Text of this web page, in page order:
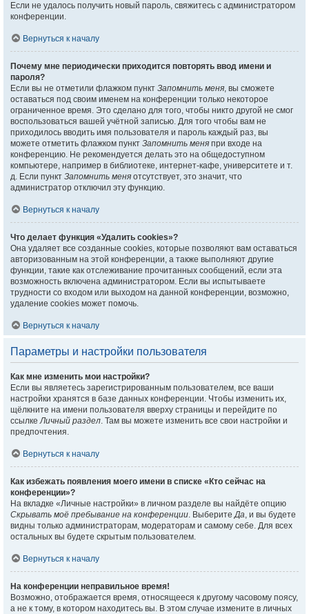
Если не удалось получить новый пароль, свяжитесь с администратором
конференции.
Вернуться к началу
Почему мне периодически приходится повторять ввод имени и
пароля?
Если вы не отметили флажком пункт Запомнить меня, вы сможете
оставаться под своим именем на конференции только некоторое
ограниченное время. Это сделано для того, чтобы никто другой не смог
воспользоваться вашей учётной записью. Для того чтобы вам не
приходилось вводить имя пользователя и пароль каждый раз, вы
можете отметить флажком пункт Запомнить меня при входе на
конференцию. Не рекомендуется делать это на общедоступном
компьютере, например в библиотеке, интернет-кафе, университете и т.
д. Если пункт Запомнить меня отсутствует, это значит, что
администратор отключил эту функцию.
Вернуться к началу
Что делает функция «Удалить cookies»?
Она удаляет все созданные cookies, которые позволяют вам оставаться
авторизованным на этой конференции, а также выполняют другие
функции, такие как отслеживание прочитанных сообщений, если эта
возможность включена администратором. Если вы испытываете
трудности со входом или выходом на данной конференции, возможно,
удаление cookies может помочь.
Вернуться к началу
Параметры и настройки пользователя
Как мне изменить мои настройки?
Если вы являетесь зарегистрированным пользователем, все ваши
настройки хранятся в базе данных конференции. Чтобы изменить их,
щёлкните на имени пользователя вверху страницы и перейдите по
ссылкеЛичный раздел. Там вы можете изменить все свои настройки и
предпочтения.
Вернуться к началу
Как избежать появления моего имени в списке «Кто сейчас на
конференции»?
На вкладке «Личные настройки» в личном разделе вы найдёте опцию
Скрывать моё пребывание на конференции. ВыберитеДа, и вы будете
видны только администраторам, модераторам и самому себе. Для всех
остальных вы будете скрытым пользователем.
Вернуться к началу
На конференции неправильное время!
Возможно, отображается время, относящееся к другому часовому поясу,
а не к тому, в котором находитесь вы. В этом случае измените в личных